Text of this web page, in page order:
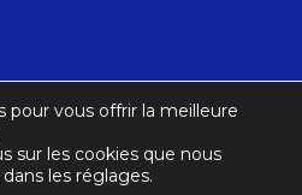
pour vous offrir la meilleure
sur les cookies que nous
les réglages.